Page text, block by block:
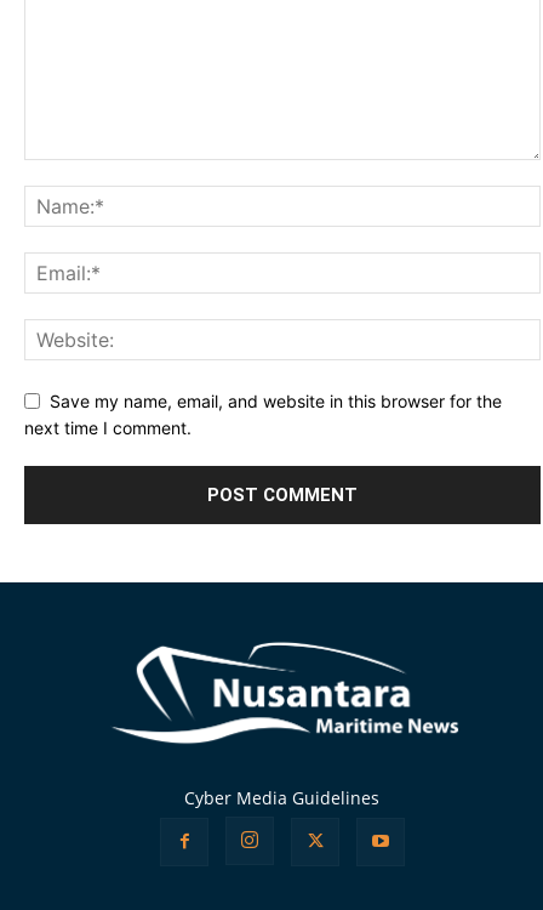
Save my name, email, and website in this browser for the
next time I comment.
Cyber Media Guidelines